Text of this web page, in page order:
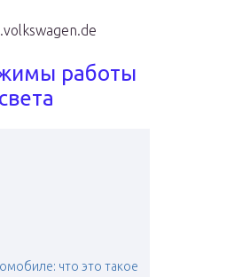
работы
что это такое